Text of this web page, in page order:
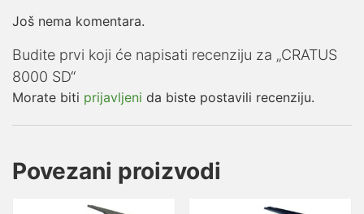
Još nema komentara.
Budite prvi koji će napisati recenziju za „CRATUS
8000 SD“
Morate biti prijavljeni da biste postavili recenziju.
Povezani proizvodi